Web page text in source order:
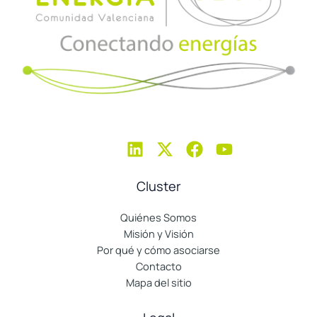
Cluster
Quiénes Somos
Misión y Visión
Por qué y cómo asociarse
Contacto
Mapa del sitio